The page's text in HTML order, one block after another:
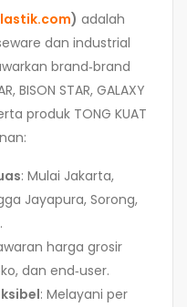
) adalah
dan industrial
brand‑brand
BISON STAR, GALAXY
produk TONG KUAT
: Mulai Jakarta,
Jayapura, Sorong,
harga grosir
dan end‑user.
: Melayani per